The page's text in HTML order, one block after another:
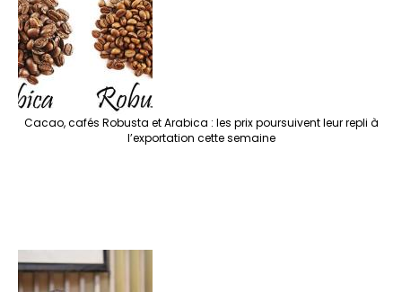
Cacao, cafés Robusta et Arabica : les prix poursuivent leur repli à
l’exportation cette semaine